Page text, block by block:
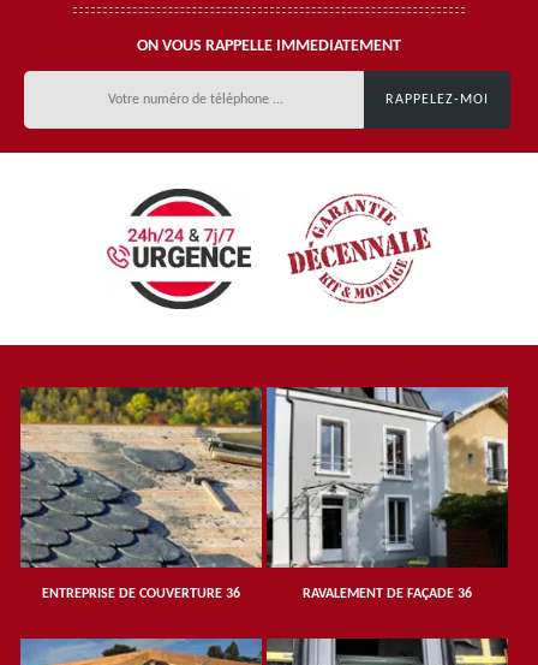
ON VOUS RAPPELLE IMMEDIATEMENT
ENTREPRISE DE COUVERTURE 36 RAVALEMENT DE FAÇADE 36